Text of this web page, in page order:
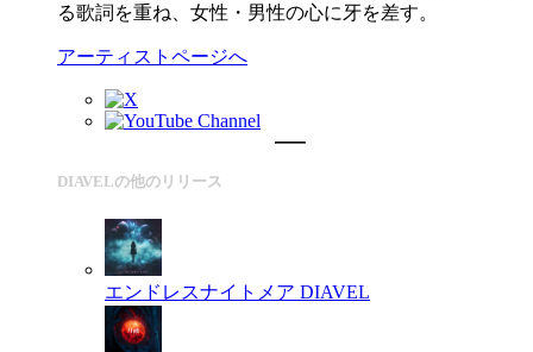
る歌詞を重ね、女性・男性の心に牙を差す。
アーティストページへ
DIAVELの他のリリース
エンドレスナイトメア DIAVEL